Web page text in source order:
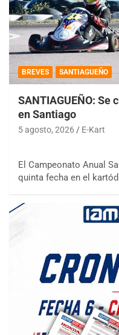
BREVES SANTIAGUEÑO
SANTIAGUEÑO: Se
en Santiago
5 agosto, 2026 E-Kart
El Campeonato Anual
quinta fecha en el